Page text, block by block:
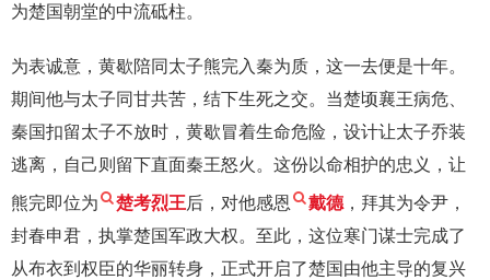
为楚国朝堂的中流砥柱。
为表诚意，黄歇陪同太子熊完入秦为质，这一去便是十年。
期间他与太子同甘共苦，结下生死之交。当楚顷襄王病危、
秦国扣留太子不放时，黄歇冒着生命危险，设计让太子乔装
逃离，自己则留下直面秦王怒火。这份以命相护的忠义，让
熊完即位为 楚考烈王后，对他感恩 戴德 ，拜其为令尹，
封春申君，执掌楚国军政大权。至此，这位寒门谋士完成了
从布衣到权臣的华丽转身，正式开启了楚国由他主导的复兴